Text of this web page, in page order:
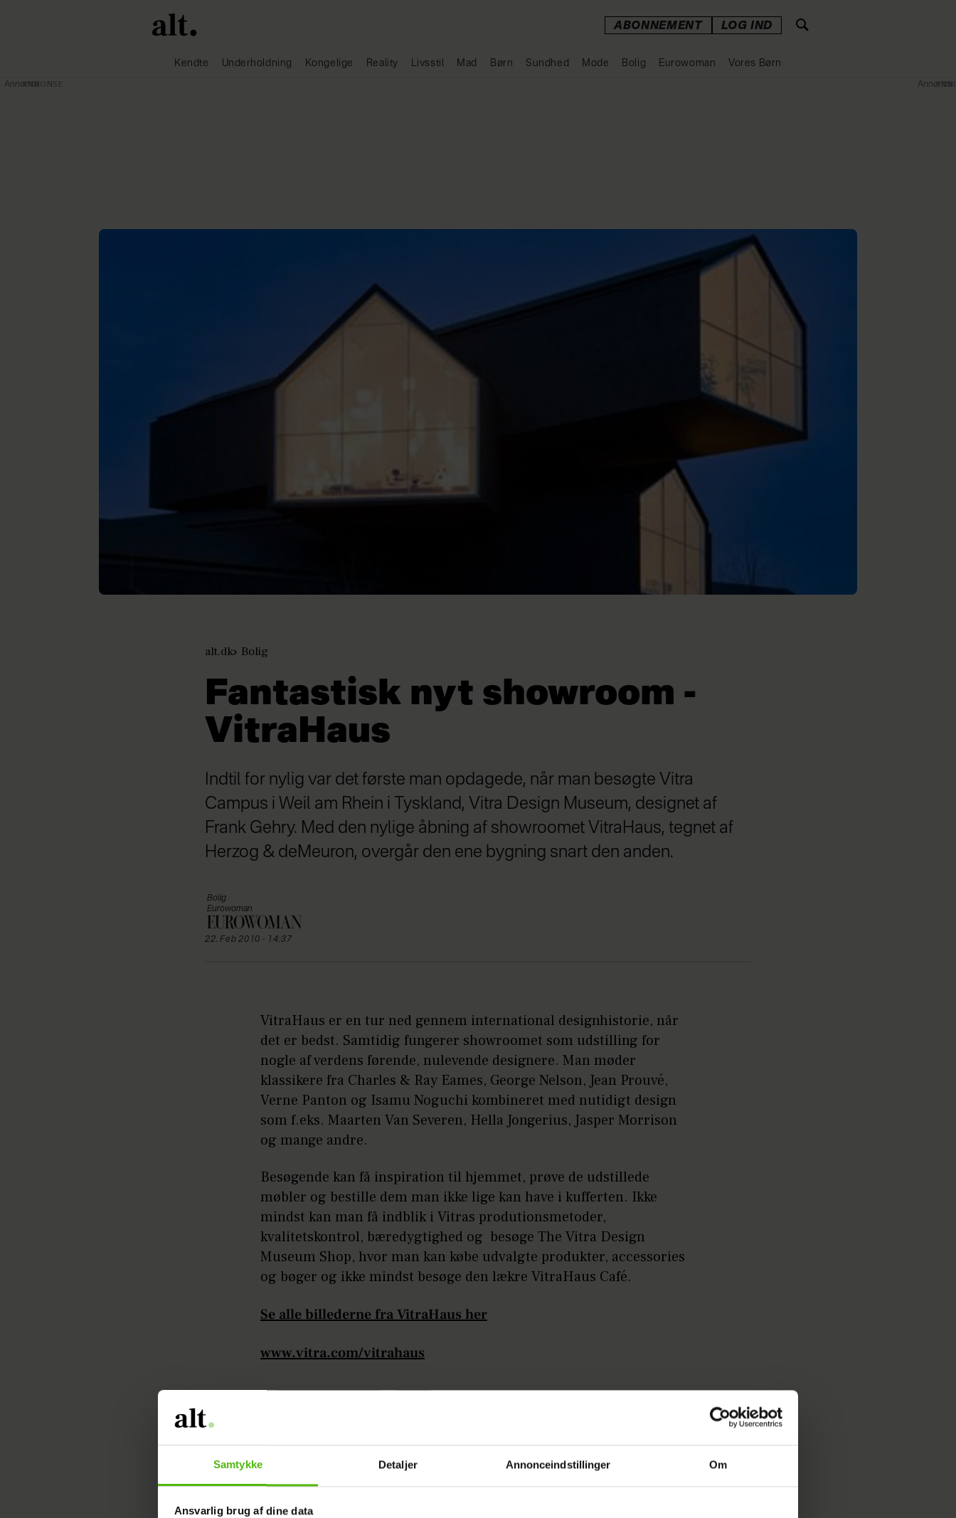
Samtykke Detaljer Annonceindstillinger Om
Ansvarlig brug af dine data
ABONNEMENT LOG IND
Kendte Underholdning Kongelige Reality Livsstil Mad Børn Sundhed Mode Bolig Eurowoman Vores Børn
alt.dk Bolig
Fantastisk nyt showroom -
VitraHaus
Indtil for nylig var det første man opdagede, når man besøgte Vitra
Campus i Weil am Rhein i Tyskland, Vitra Design Museum, designet af
Frank Gehry. Med den nylige åbning af showroomet VitraHaus, tegnet af
Herzog & deMeuron, overgår den ene bygning snart den anden.
Bolig
Eurowoman
22. Feb 2010 - 14:37
VitraHaus er en tur ned gennem international designhistorie, når
det er bedst. Samtidig fungerer showroomet som udstilling for
nogle af verdens førende, nulevende designere. Man møder
klassikere fra Charles & Ray Eames, George Nelson, Jean Prouvé,
Verne Panton og Isamu Noguchi kombineret med nutidigt design
som f.eks. Maarten Van Severen, Hella Jongerius, Jasper Morrison
og mange andre.
Besøgende kan få inspiration til hjemmet, prøve de udstillede
møbler og bestille dem man ikke lige kan have i kufferten. Ikke
mindst kan man få indblik i Vitras produtionsmetoder,
kvalitetskontrol, bæredygtighed og besøge The Vitra Design
Museum Shop, hvor man kan købe udvalgte produkter, accessories
og bøger og ikke mindst besøge den lækre VitraHaus Café.
Se alle billederne fra VitraHaus her
www.vitra.com/vitrahaus
Annonce Annonce